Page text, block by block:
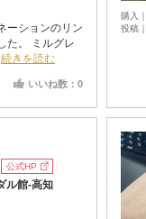
ーションのリン
た。 ミルグレ
続きを読む
いいね数：0
購入
投稿
公式HP
ル館-高知